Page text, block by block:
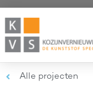
Alle projecten